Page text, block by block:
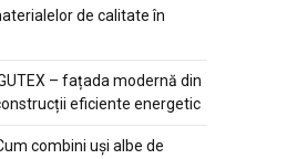
de calitate în
– fațada modernă din
eficiente energetic
combini uși albe de